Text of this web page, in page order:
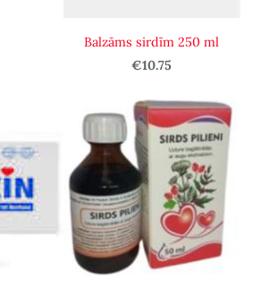
Balzāms sirdīm 250 ml
€10.75